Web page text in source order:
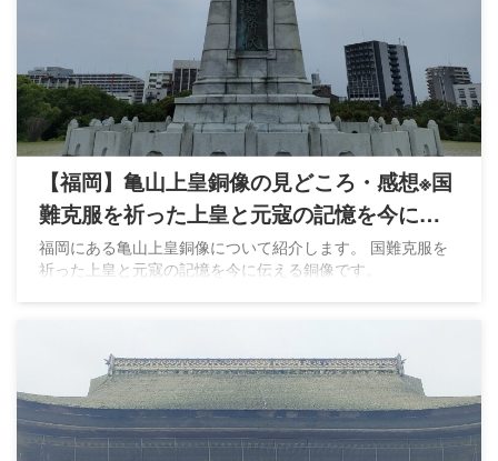
【福岡】亀山上皇銅像の見どころ・感想※国
難克服を祈った上皇と元寇の記憶を今に伝
える
福岡にある亀山上皇銅像について紹介します。 国難克服を
祈った上皇と元寇の記憶を今に伝える銅像です。